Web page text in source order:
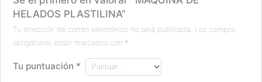
HELADOS PLASTILINA”
Tu dirección de correo electrónico no será publicada. Los campos
obligatorios están marcados con *
Tu puntuación *